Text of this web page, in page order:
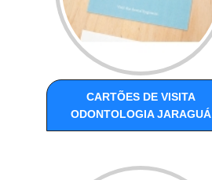
CARTÕES DE VISITA
ODONTOLOGIA JARAGUÁ